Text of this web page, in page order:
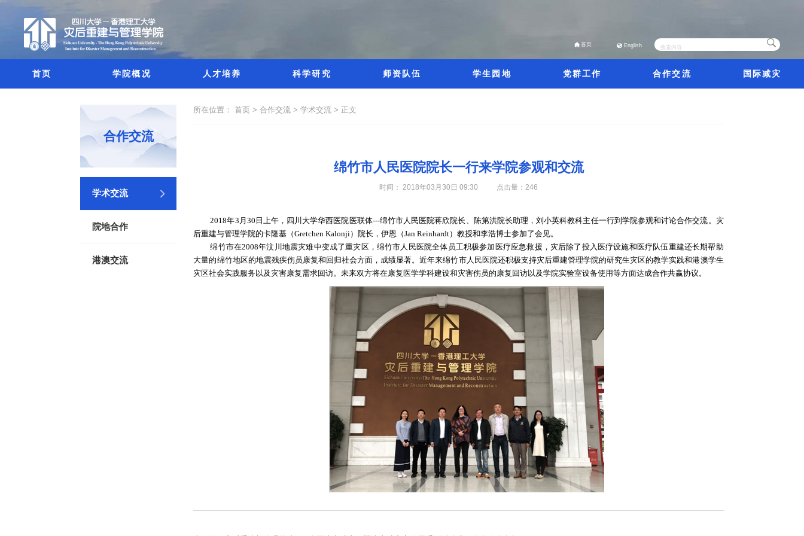
首页 English
首页 学院概况 人才培养 科学研究 师资队伍 学生园地 党群工作 合作交流 国际减灾
合作交流
学术交流
院地合作
港澳交流
所在位置： 首页 >合作交流 >学术交流 > 正文
绵竹市人民医院院长一行来学院参观和交流
时间： 2018年03月30日 09:30 点击量： 246
2018年3月30日上午，四川大学华西医院医联体---绵竹市人民医院蒋欣院长、陈第洪院长助理，刘小英科教科主任一行到学院参观和讨论合作交流。灾
后重建与管理学院的卡隆基（Gretchen Kalonji）院长，伊恩（Jan Reinhardt）教授和李浩博士参加了会见。
绵竹市在2008年汶川地震灾难中变成了重灾区，绵竹市人民医院全体员工积极参加医疗应急救援，灾后除了投入医疗设施和医疗队伍重建还长期帮助
大量的绵竹地区的地震残疾伤员康复和回归社会方面，成绩显著。近年来绵竹市人民医院还积极支持灾后重建管理学院的研究生灾区的教学实践和港澳学生
灾区社会实践服务以及灾害康复需求回访。未来双方将在康复医学学科建设和灾害伤员的康复回访以及学院实验室设备使用等方面达成合作共赢协议。